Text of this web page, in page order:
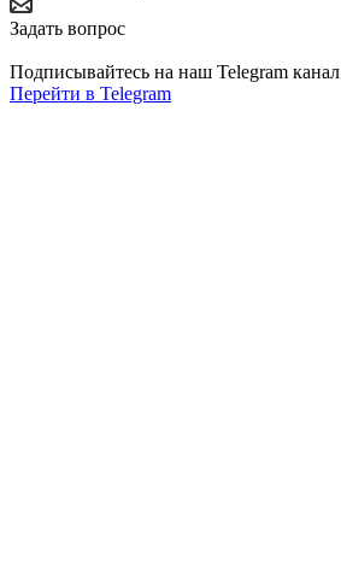
Задать вопрос
Подписывайтесь на наш Telegram канал
Перейти в Telegram